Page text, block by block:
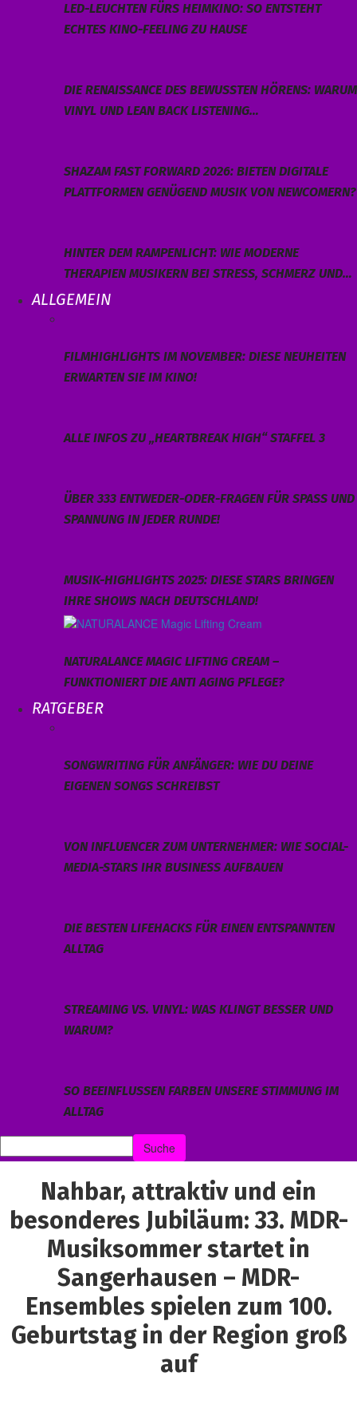
LED-LEUCHTEN FÜRS HEIMKINO: SO ENTSTEHT
ECHTES KINO-FEELING ZU HAUSE
DIE RENAISSANCE DES BEWUSSTEN HÖRENS: WARUM
VINYL UND LEAN BACK LISTENING…
SHAZAM FAST FORWARD 2026: BIETEN DIGITALE
PLATTFORMEN GENÜGEND MUSIK VON NEWCOMERN?
HINTER DEM RAMPENLICHT: WIE MODERNE
THERAPIEN MUSIKERN BEI STRESS, SCHMERZ UND…
ALLGEMEIN
FILMHIGHLIGHTS IM NOVEMBER: DIESE NEUHEITEN
ERWARTEN SIE IM KINO!
ALLE INFOS ZU „HEARTBREAK HIGH“ STAFFEL 3
ÜBER 333 ENTWEDER-ODER-FRAGEN FÜR SPASS UND S
PANNUNG IN JEDER RUNDE!
MUSIK-HIGHLIGHTS 2025: DIESE STARS BRINGEN
IHRE SHOWS NACH DEUTSCHLAND!
NATURALANCE MAGIC LIFTING CREAM –
FUNKTIONIERT DIE ANTI AGING PFLEGE?
RATGEBER
SONGWRITING FÜR ANFÄNGER: WIE DU DEINE
EIGENEN SONGS SCHREIBST
VON INFLUENCER ZUM UNTERNEHMER: WIE SOCIAL-
MEDIA-STARS IHR BUSINESS AUFBAUEN
DIE BESTEN LIFEHACKS FÜR EINEN ENTSPANNTEN
ALLTAG
STREAMING VS. VINYL: WAS KLINGT BESSER UND
WARUM?
SO BEEINFLUSSEN FARBEN UNSERE STIMMUNG IM
ALLTAG
Nahbar, attraktiv und ein
besonderes Jubiläum: 33. MDR-
Musiksommer startet in
Sangerhausen – MDR-
Ensembles spielen zum 100.
Geburtstag in der Region groß
auf